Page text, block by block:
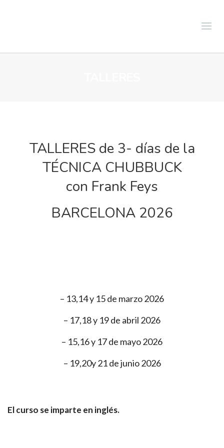
TALLERES de 3- días de la
TÉCNICA CHUBBUCK
con Frank Feys
BARCELONA 2026
– 13,14 y 15 de marzo 2026
– 17,18 y 19 de abril 2026
– 15,16 y 17 de mayo 2026
– 19,20y 21 de junio 2026
El curso se imparte en inglés.